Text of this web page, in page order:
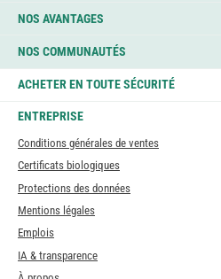
NOS AVANTAGES
NOS COMMUNAUTÉS
ACHETER EN TOUTE SÉCURITÉ
ENTREPRISE
Conditions générales de ventes
Certificats biologiques
Protections des données
Mentions légales
Emplois
IA & transparence